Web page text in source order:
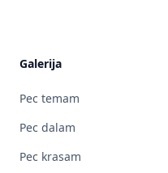
Galerija
Pec temam
Pec dalam
Pec krasam